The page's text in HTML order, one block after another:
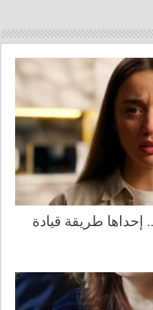
إحداها طريقة قيادة